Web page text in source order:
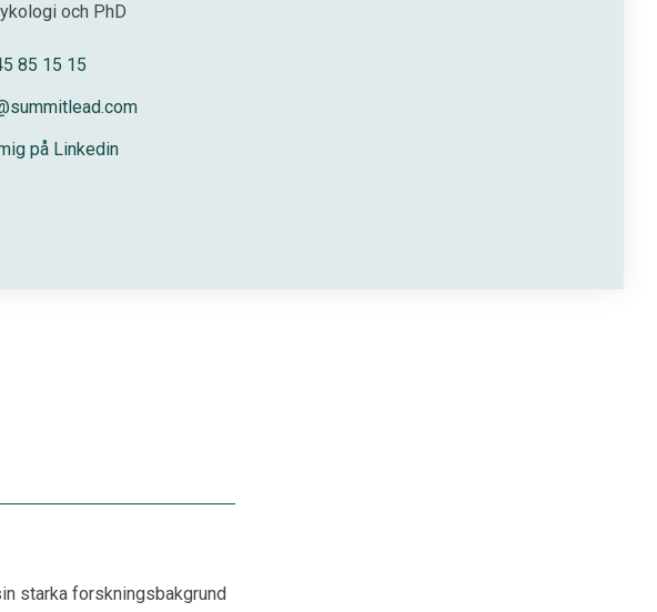
och PhD
85 15 15
på Linkedin
starka forskningsbakgrund